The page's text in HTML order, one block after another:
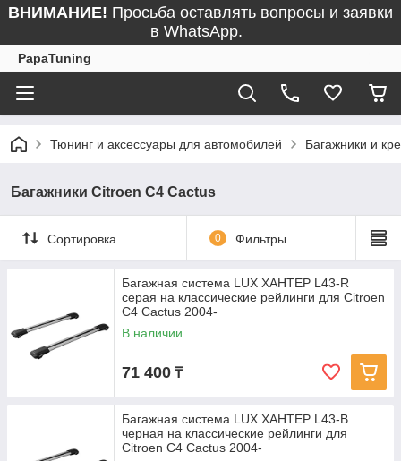
ВНИМАНИЕ! Просьба оставлять вопросы и заявки
в WhatsApp.
PapaTuning
Тюнинг и аксессуары для автомобилей Багажники и
Багажники Citroen C4 Cactus
Сортировка 0 Фильтры
Багажная система LUX ХАНТЕР L43-R
серая на классические рейлинги для Citroen
C4 Cactus 2004-
В наличии
71 400 ₸
Багажная система LUX ХАНТЕР L43-B
черная на классические рейлинги для
Citroen C4 Cactus 2004-